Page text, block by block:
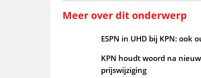
Meer over dit onderwerp
ESPN in UHD bij KPN: ook
KPN houdt woord na
prijswijziging